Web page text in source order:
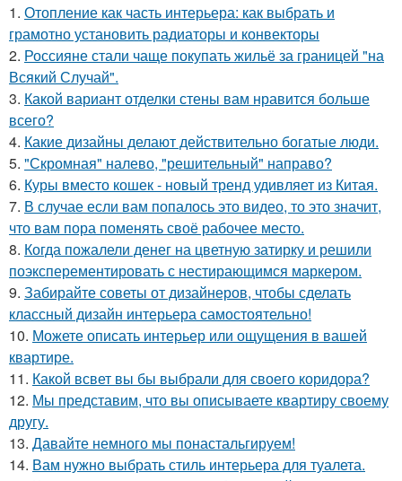
1. Отопление как часть интерьера: как выбрать и
грамотно установить радиаторы и конвекторы
2. Россияне стали чаще покупать жильё за границей "на
Всякий Случай".
3. Какой вариант отделки стены вам нравится больше
всего?
4. Какие дизайны делают действительно богатые люди.
5. "Скромная" налево, "решительный" направо?
6. Куры вместо кошек - новый тренд удивляет из Китая.
7. В случае если вам попалось это видео, то это значит,
что вам пора поменять своё рабочее место.
8. Когда пожалели денег на цветную затирку и решили
поэксперементировать с нестирающимся маркером.
9. Забирайте советы от дизайнеров, чтобы сделать
классный дизайн интерьера самостоятельно!
10. Можете описать интерьер или ощущения в вашей
квартире.
11. Какой всвет вы бы выбрали для своего коридора?
12. Мы представим, что вы описываете квартиру своему
другу.
13. Давайте немного мы понастальгируем!
14. Вам нужно выбрать стиль интерьера для туалета.